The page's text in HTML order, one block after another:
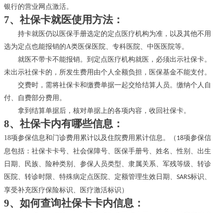
银行的营业网点激活。
7、社保卡就医使用方法：
持卡就医仍以医保手册选定的定点医疗机构为准，以及其他不用
选为定点也能报销的A类医保医院、专科医院、中医医院等。
就医不带卡不能报销。到定点医疗机构就医，必须出示社保卡。
未出示社保卡的，所发生费用由个人全额负担，医保基金不能支付。
交费时，需将社保卡和缴费单据一起交给结算人员。缴纳个人自
付、自费部分费用。
拿到结算单据后，核对单据上的各项内容，收回社保卡。
8、社保卡内有哪些信息：
18项参保信息和门诊费用累计以及住院费用累计信息。（ 18项参保信
息包括：社保卡卡号、社会保障号、医保手册号、姓名、性别、出生
日期、民族、险种类别、参保人员类型、隶属关系、军残等级、转诊
医院、转诊时限、特殊病定点医院、定额管理生效日期、 SARS标识、
享受补充医疗保险标识、医疗激活标识）
9、如何查询社保卡卡内信息：